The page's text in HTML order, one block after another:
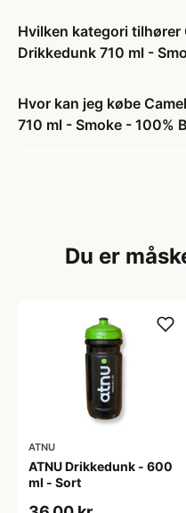
Hvilken kategori tilhører
Drikkedunk 710 ml -
Hvor kan jeg købe
710 ml - Smoke - 100%
Du er
ATNU
ATNU Drikkedunk - 600
ml - Sort